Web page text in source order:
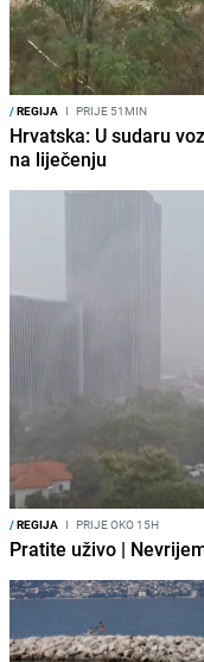
/REGIJA I PRIJE 51MIN
Hrvatska: U sudaru
na liječenju
/REGIJA I PRIJE OKO 15H
Pratite uživo |